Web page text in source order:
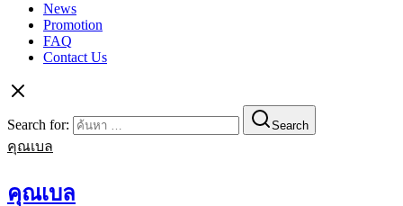
News
Promotion
FAQ
Contact Us
Search for: Search
คุณเบล
คุณเบล